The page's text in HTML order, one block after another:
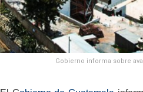
Gobierno informa sobre